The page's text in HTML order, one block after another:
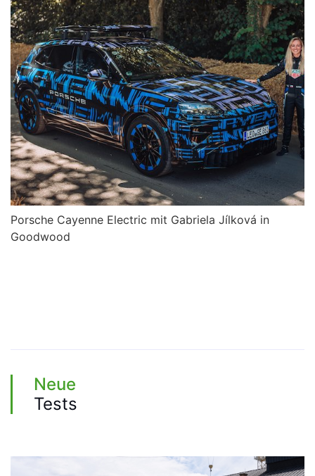
Porsche Cayenne Electric mit Gabriela Jílková in
Goodwood
Neue
Tests